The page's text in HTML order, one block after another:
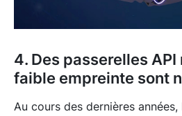
4. Des passerelles
faible empreinte sont
Au cours des dernières